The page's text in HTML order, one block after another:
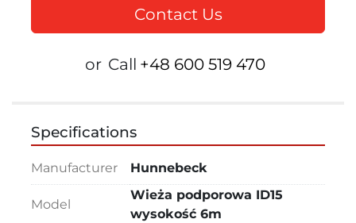
Contact Us
or Call +48 600 519 470
Specifications
Manufacturer Hunnebeck
Model
Wieża podporowa ID15
wysokość 6m